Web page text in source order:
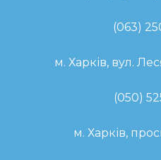
(063)
м. Харків, вул.
(050)
м. Харків,